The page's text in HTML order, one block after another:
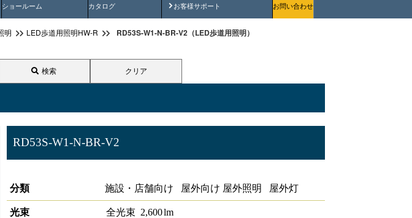
ショールーム カタログ お客様サポート
安全にご使用いただくためにお問い合わせ
明 LED歩道用照明HW-R RD53S-W1-N-BR-V2（LED歩道用照明）
検索 クリア
RD53S-W1-N-BR-V2
分類
施設・店舗向け 屋外向け 屋外照明 屋外灯
光束 全光束 2,600lm